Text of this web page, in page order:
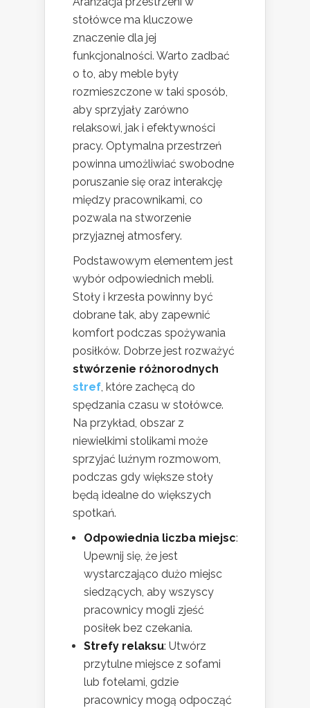
stołówce ma kluczowe
znaczenie dla jej
funkcjonalności. Warto zadbać
o to, aby meble były
rozmieszczone w taki sposób,
aby sprzyjały zarówno
relaksowi, jak i efektywności
pracy. Optymalna przestrzeń
powinna umożliwiać swobodne
poruszanie się oraz interakcję
między pracownikami, co
pozwala na stworzenie
przyjaznej atmosfery.
Podstawowym elementem jest
wybór odpowiednich mebli.
Stoły i krzesła powinny być
dobrane tak, aby zapewnić
komfort podczas spożywania
posiłków. Dobrze jest rozważyć
stwórzenie różnorodnych
stref, które zachęcą do
spędzania czasu w stołówce.
Na przykład, obszar z
niewielkimi stolikami może
sprzyjać luźnym rozmowom,
podczas gdy większe stoły
będą idealne do większych
spotkań.
Odpowiednia liczba miejsc:
Upewnij się, że jest
wystarczająco dużo miejsc
siedzących, aby wszyscy
pracownicy mogli zjeść
posiłek bez czekania.
Strefy relaksu: Utwórz
przytulne miejsce z sofami
lub fotelami, gdzie
pracownicy mogą odpocząć